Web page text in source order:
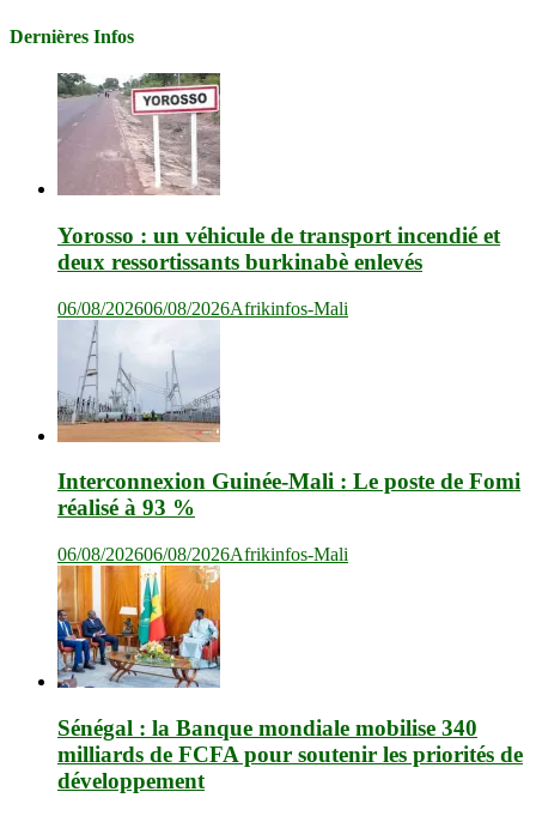
Dernières Infos
Yorosso : un véhicule de transport incendié et
deux ressortissants burkinabè enlevés
06/08/202606/08/2026Afrikinfos-Mali
Interconnexion Guinée-Mali : Le poste de Fomi
réalisé à 93 %
06/08/202606/08/2026Afrikinfos-Mali
Sénégal : la Banque mondiale mobilise 340
milliards de FCFA pour soutenir les priorités de
développement